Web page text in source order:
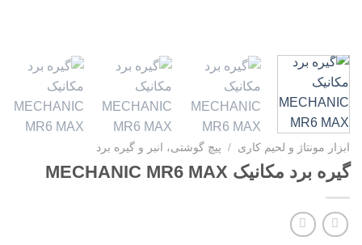
ابزار مونتاژ و لحیم کاری / پیچ گوشتی، انبر و گیره برد
گیره برد مکانیک MECHANIC MR6 MAX